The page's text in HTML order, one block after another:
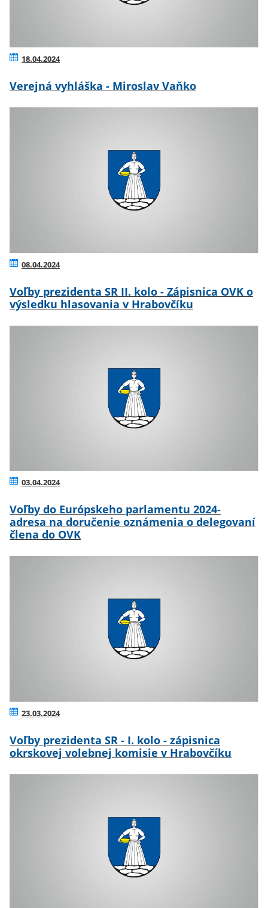
18.04.2024
Verejná vyhláška - Miroslav Vaňko
08.04.2024
Voľby prezidenta SR II. kolo - Zápisnica OVK o
výsledku hlasovania v Hrabovčíku
03.04.2024
Voľby do Európskeho parlamentu 2024-
adresa na doručenie oznámenia o delegovaní
člena do OVK
23.03.2024
Voľby prezidenta SR - I. kolo - zápisnica
okrskovej volebnej komisie v Hrabovčíku